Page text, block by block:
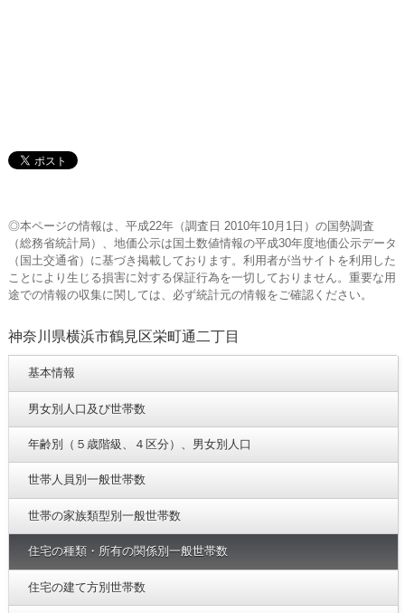
◎本ページの情報は、平成22年（調査日 2010年10月1日）の国勢調査
（総務省統計局）、地価公示は国土数値情報の平成30年度地価公示データ
（国土交通省）に基づき掲載しております。利用者が当サイトを利用した
ことにより生じる損害に対する保証行為を一切しておりません。重要な用
途での情報の収集に関しては、必ず統計元の情報をご確認ください。
神奈川県横浜市鶴見区栄町通二丁目
基本情報
男女別人口及び世帯数
年齢別（５歳階級、４区分）、男女別人口
世帯人員別一般世帯数
世帯の家族類型別一般世帯数
住宅の種類・所有の関係別一般世帯数
住宅の建て方別世帯数